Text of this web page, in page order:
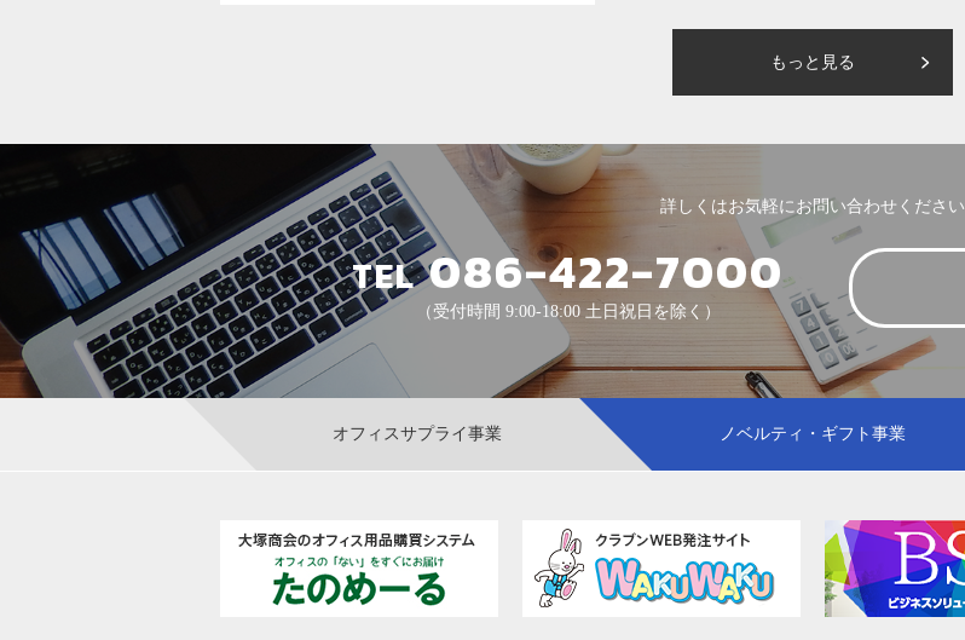
もっと見る
詳しくはお気軽にお問い合わせください
TEL086-422-7000
（受付時間 9:00-18:00 土日祝日を除く）
オフィスサプライ事業 ノベルティ・ギフト事業